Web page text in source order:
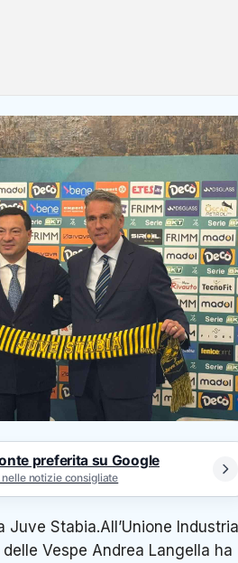
preferita su Google
notizie consigliate
Juve Stabia.All’Unione
Vespe Andrea Langella ha